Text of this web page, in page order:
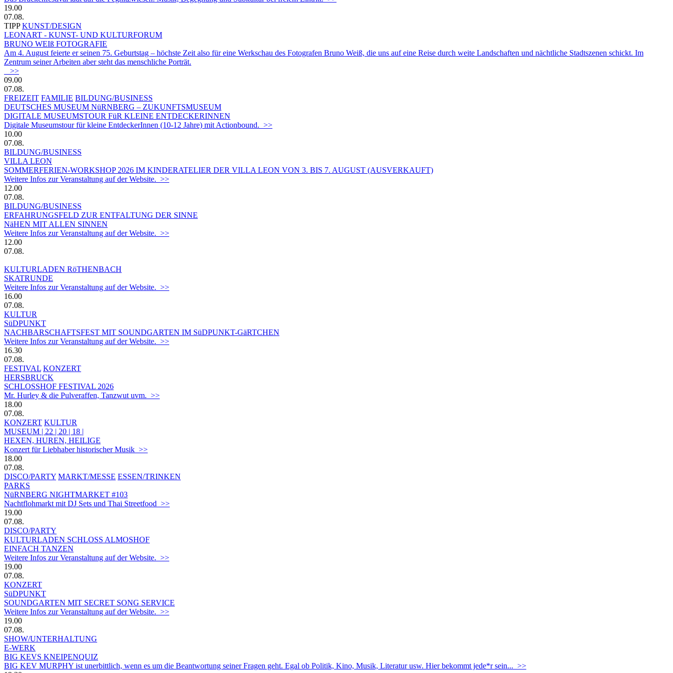
19.00
07.08.
TIPP KUNST/DESIGN
LEONART - KUNST- UND KULTURFORUM
BRUNO WEIß FOTOGRAFIE
Am 4. August feierte er seinen 75. Geburtstag – höchste Zeit also für eine Werkschau des Fotografen Bruno Weiß, die uns auf eine Reise durch weite Landschaften und nächtliche Stadtszenen schickt. Im
Zentrum seiner Arbeiten aber steht das menschliche Porträt.
>>
09.00
07.08.
FREIZEIT FAMILIE BILDUNG/BUSINESS
DEUTSCHES MUSEUM NüRNBERG – ZUKUNFTSMUSEUM
DIGITALE MUSEUMSTOUR FüR KLEINE ENTDECKERINNEN
Digitale Museumstour für kleine EntdeckerInnen (10-12 Jahre) mit Actionbound. >>
10.00
07.08.
BILDUNG/BUSINESS
VILLA LEON
SOMMERFERIEN-WORKSHOP 2026 IM KINDERATELIER DER VILLA LEON VON 3. BIS 7. AUGUST (AUSVERKAUFT)
Weitere Infos zur Veranstaltung auf der Website. >>
12.00
07.08.
BILDUNG/BUSINESS
ERFAHRUNGSFELD ZUR ENTFALTUNG DER SINNE
NäHEN MIT ALLEN SINNEN
Weitere Infos zur Veranstaltung auf der Website. >>
12.00
07.08.
KULTURLADEN RöTHENBACH
SKATRUNDE
Weitere Infos zur Veranstaltung auf der Website. >>
16.00
07.08.
KULTUR
SüDPUNKT
NACHBARSCHAFTSFEST MIT SOUNDGARTEN IM SüDPUNKT-GäRTCHEN
Weitere Infos zur Veranstaltung auf der Website. >>
16.30
07.08.
FESTIVAL KONZERT
HERSBRUCK
SCHLOSSHOF FESTIVAL 2026
Mr. Hurley & die Pulveraffen, Tanzwut uvm. >>
18.00
07.08.
KONZERT KULTUR
MUSEUM | 22 | 20 | 18 |
HEXEN, HUREN, HEILIGE
Konzert für Liebhaber historischer Musik >>
18.00
07.08.
DISCO/PARTY MARKT/MESSE ESSEN/TRINKEN
PARKS
NüRNBERG NIGHTMARKET #103
Nachtflohmarkt mit DJ Sets und Thai Streetfood >>
19.00
07.08.
DISCO/PARTY
KULTURLADEN SCHLOSS ALMOSHOF
EINFACH TANZEN
Weitere Infos zur Veranstaltung auf der Website. >>
19.00
07.08.
KONZERT
SüDPUNKT
SOUNDGARTEN MIT SECRET SONG SERVICE
Weitere Infos zur Veranstaltung auf der Website. >>
19.00
07.08.
SHOW/UNTERHALTUNG
E-WERK
BIG KEVS KNEIPENQUIZ
BIG KEV MURPHY ist unerbittlich, wenn es um die Beantwortung seiner Fragen geht. Egal ob Politik, Kino, Musik, Literatur usw. Hier bekommt jede*r sein... >>